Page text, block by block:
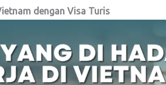
dengan Visa Turis